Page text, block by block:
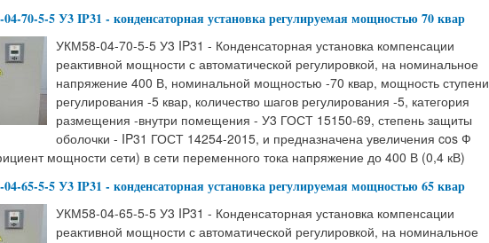
70-5-5 У3 IP31 - конденсаторная установка регулируемая мощностью 70 квар
УКМ58-04-70-5-5 У3 IP31 - Конденсаторная установка компенсации
реактивной мощности с автоматической регулировкой, на номинальное
напряжение 400 В, номинальной мощностью -70 квар, мощность ступени
регулирования -5 квар, количество шагов регулирования -5, категория
размещения -внутри помещения - У3 ГОСТ 15150-69, степень защиты
оболочки - IP31 ГОСТ 14254-2015, и предназначена увеличения cos Ф
мощности сети) в сети переменного тока напряжение до 400 В (0,4 кВ)
65-5-5 У3 IP31 - конденсаторная установка регулируемая мощностью 65 квар
УКМ58-04-65-5-5 У3 IP31 - Конденсаторная установка компенсации
реактивной мощности с автоматической регулировкой, на номинальное